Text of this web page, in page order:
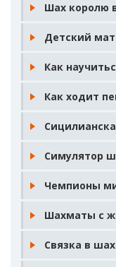
Шах королю
Детский
Как
Как ходит
Симулятор
Чемпионы
Шахматы с
Связка в